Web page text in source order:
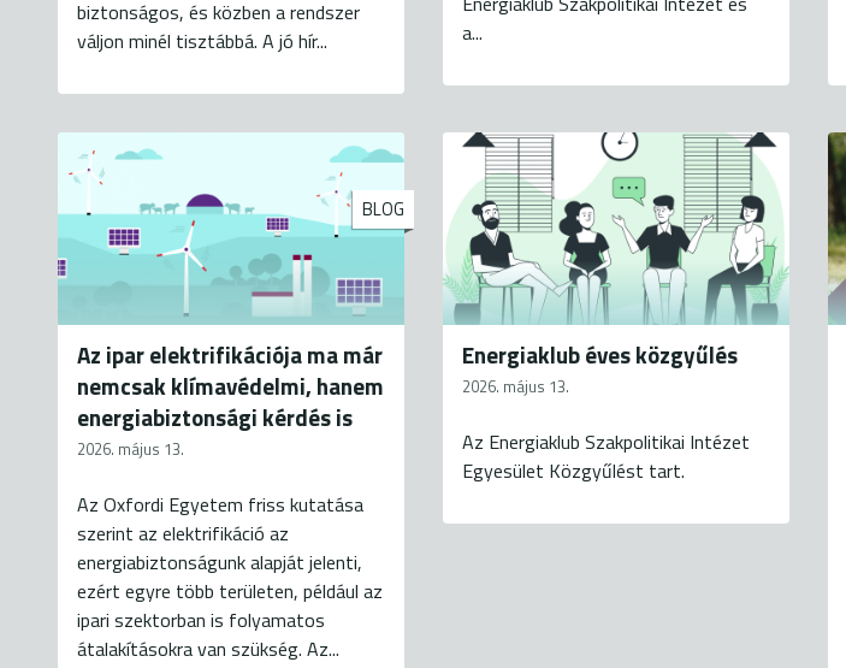
biztonságos, és közben a rendszer
váljon minél tisztábbá. A jó hír...
a...
BLOG
Az ipar elektrifikációja ma már
nemcsak klímavédelmi, hanem
energiabiztonsági kérdés is
2026. május 13.
Az Oxfordi Egyetem friss kutatása
szerint az elektrifikáció az
energiabiztonságunk alapját jelenti,
ezért egyre több területen, például az
ipari szektorban is folyamatos
átalakításokra van szükség. Az...
Energiaklub éves közgyűlés
2026. május 13.
Az Energiaklub Szakpolitikai Intézet
Egyesület Közgyűlést tart.